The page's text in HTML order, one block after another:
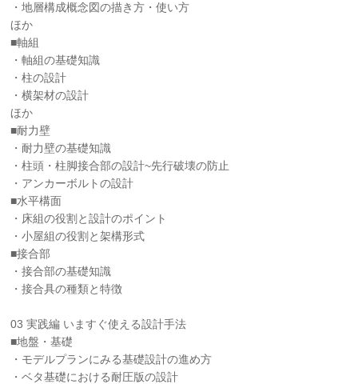
・地層構成概念図の描き方・使い方
ほか
■軸組
・軸組の基礎知識
・柱の設計
・横架材の設計
ほか
■耐力壁
・耐力壁の基礎知識
・柱頭・柱脚接合部の設計~先行破壊の防止
・アンカーボルトの設計
■水平構面
・床組の役割と設計のポイント
・小屋組の役割と架構形式
■接合部
・接合部の基礎知識
・接合具の種類と特徴
03 実践編 いますぐ使える設計手法
■地盤・基礎
・モデルプランにみる基礎設計の進め方
・ベタ基礎における耐圧版の設計